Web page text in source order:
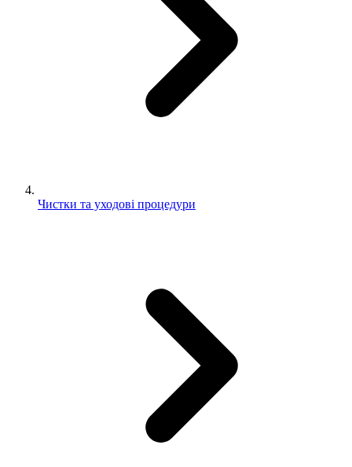
Чистки та уходові процедури